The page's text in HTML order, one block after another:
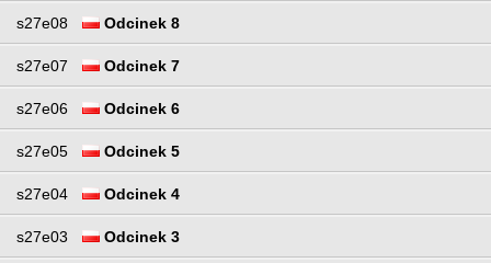
s27e08 Odcinek 8
s27e07 Odcinek 7
s27e06 Odcinek 6
s27e05 Odcinek 5
s27e04 Odcinek 4
s27e03 Odcinek 3